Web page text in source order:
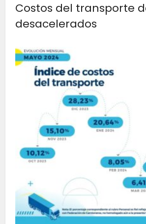
Costos del transporte
desacelerados